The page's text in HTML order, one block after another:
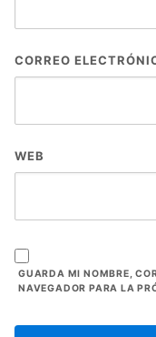
CORREO
WEB
GUARDA MI NOMBRE,
NAVEGADOR PARA LA